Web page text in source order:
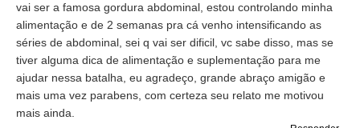
vai ser a famosa gordura abdominal, estou controlando minha
alimentação e de 2 semanas pra cá venho intensificando as
séries de abdominal, sei q vai ser dificil, vc sabe disso, mas se
tiver alguma dica de alimentação e suplementação para me
ajudar nessa batalha, eu agradeço, grande abraço amigão e
mais uma vez parabens, com certeza seu relato me motivou
mais ainda.